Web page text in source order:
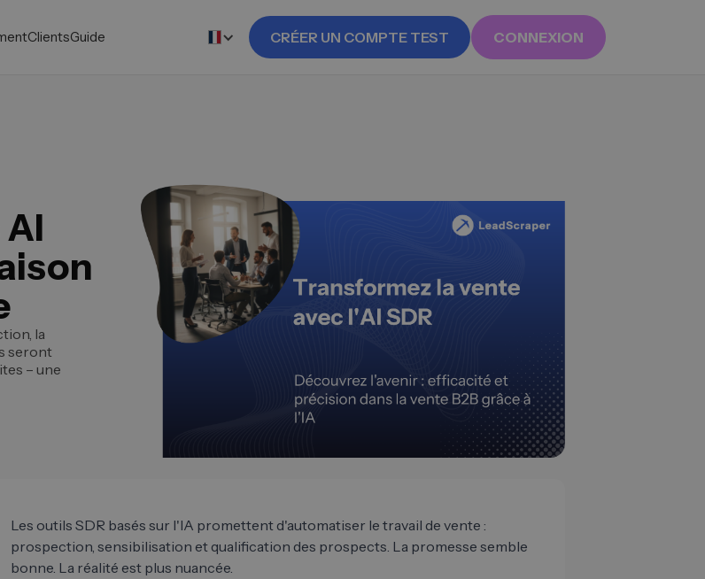
ClientsGuide CRÉER UN COMPTE TEST CONNEXION
la
seront
– une
Les outils SDR basés sur l'IA promettent d'automatiser le travail de vente :
prospection, sensibilisation et qualification des prospects. La promesse semble
bonne. La réalité est plus nuancée.